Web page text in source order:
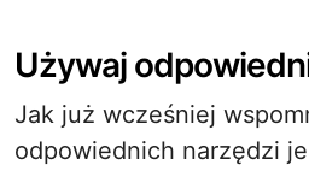
Używaj
Jak już wcześniej
odpowiednich narzędzi